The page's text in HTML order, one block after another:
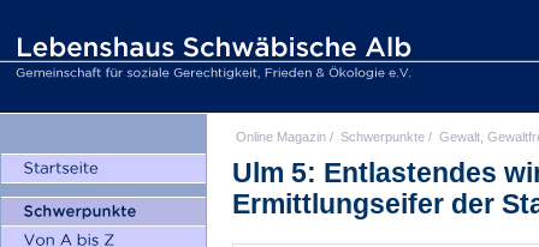
Online Magazin / Schwerpunkte / Gewalt,
Ulm 5: Entlastendes
Ermittlungseifer der